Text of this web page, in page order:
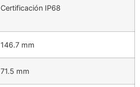
Certificación IP68
146.7 mm
71.5 mm